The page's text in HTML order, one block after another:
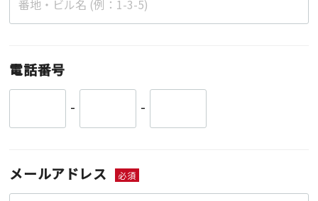
電話番号
-
-
メールアドレス 必須